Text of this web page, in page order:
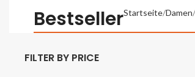
BestsellerStartseite Damen
FILTER BY PRICE